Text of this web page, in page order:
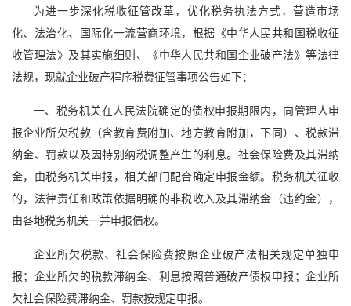
为进一步深化税收征管改革，优化税务执法方式，营造市场
化、法治化、国际化一流营商环境，根据《中华人民共和国税收征
收管理法》及其实施细则、《中华人民共和国企业破产法》等法律
法规，现就企业破产程序税费征管事项公告如下：
一、税务机关在人民法院确定的债权申报期限内，向管理人申
报企业所欠税款（含教育费附加、地方教育附加，下同）、税款滞
纳金、罚款以及因特别纳税调整产生的利息。社会保险费及其滞纳
金，由税务机关申报，相关部门配合确定申报金额。税务机关征收
的，法律责任和政策依据明确的非税收入及其滞纳金（违约金），
由各地税务机关一并申报债权。
企业所欠税款、社会保险费按照企业破产法相关规定单独申
报；企业所欠的税款滞纳金、利息按照普通破产债权申报；企业所
欠社会保险费滞纳金、罚款按规定申报。